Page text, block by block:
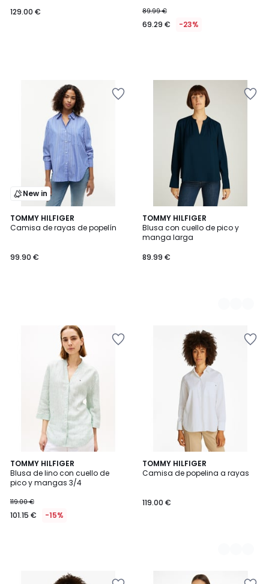
129.00 €
89.99 €
69.29 € -23%
New in
TOMMY HILFIGER
Camisa de rayas de popelín
99.90 €
TOMMY HILFIGER
Blusa con cuello de pico y
manga larga
89.99 €
2
Colores
TOMMY HILFIGER
Blusa de lino con cuello de
pico y mangas 3/4
119.00 €
101.15 € -15%
TOMMY HILFIGER
Camisa de popelina a rayas
119.00 €
2
Colores